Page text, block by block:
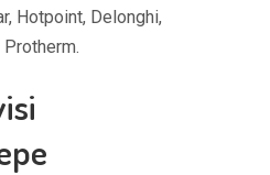
Hotpoint, Delonghi,